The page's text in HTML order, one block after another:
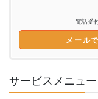
電話受
メール
サービスメニュー